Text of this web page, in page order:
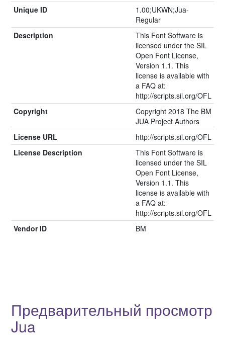
Unique ID
1.00;UKWN;Jua-
Regular
Description
This Font Software is
licensed under the SIL
Open Font License,
Version 1.1. This
license is available with
a FAQ at:
http://scripts.sil.org/OFL
Copyright
Copyright 2018 The BM
JUA Project Authors
License URL
http://scripts.sil.org/OFL
License Description
This Font Software is
licensed under the SIL
Open Font License,
Version 1.1. This
license is available with
a FAQ at:
http://scripts.sil.org/OFL
Vendor ID
BM
Предварительный просмотр
Jua